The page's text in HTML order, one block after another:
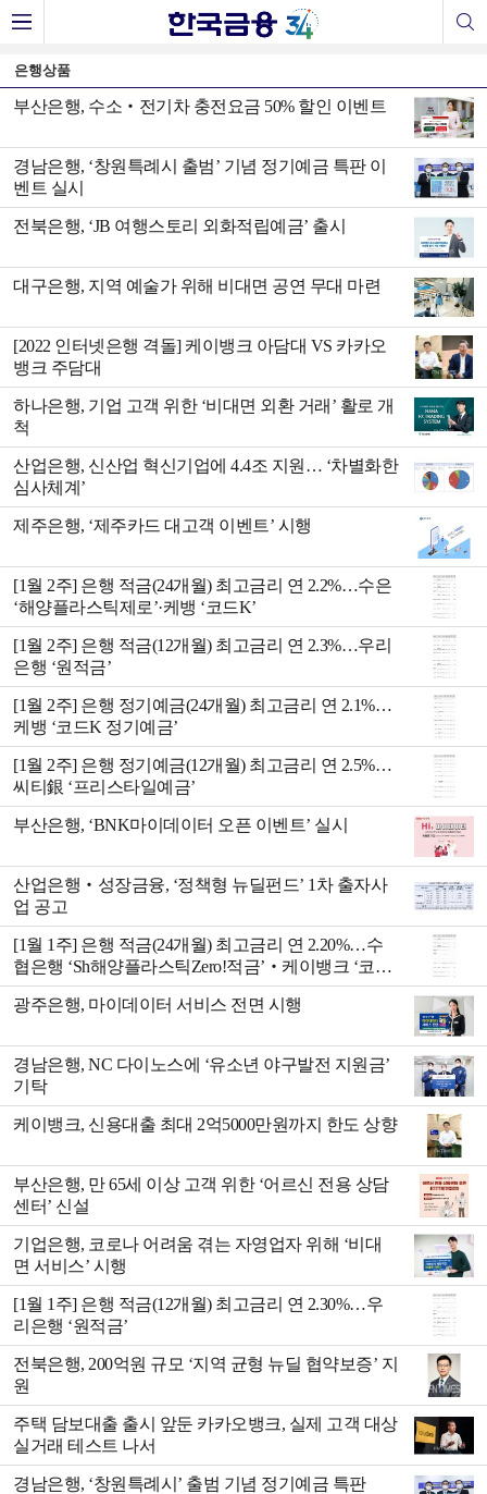
은행상품
부산은행, 수소‧전기차 충전요금 50% 할인 이벤트
경남은행, ‘창원특례시 출범’ 기념 정기예금 특판 이
벤트 실시
전북은행, ‘JB 여행스토리 외화적립예금’ 출시
대구은행, 지역 예술가 위해 비대면 공연 무대 마련
[2022 인터넷은행 격돌] 케이뱅크 아담대 VS 카카오
뱅크 주담대
하나은행, 기업 고객 위한 ‘비대면 외환 거래’ 활로 개
척
산업은행, 신산업 혁신기업에 4.4조 지원… ‘차별화한
심사체계’
제주은행, ‘제주카드 대고객 이벤트’ 시행
[1월 2주] 은행 적금(24개월) 최고금리 연 2.2%…수은
‘해양플라스틱제로’·케뱅 ‘코드K’
[1월 2주] 은행 적금(12개월) 최고금리 연 2.3%…우리
은행 ‘원적금’
[1월 2주] 은행 정기예금(24개월) 최고금리 연 2.1%…
케뱅 ‘코드K 정기예금’
[1월 2주] 은행 정기예금(12개월) 최고금리 연 2.5%…
씨티銀 ‘프리스타일예금’
부산은행, ‘BNK마이데이터 오픈 이벤트’ 실시
산업은행‧성장금융, ‘정책형 뉴딜펀드’ 1차 출자사
업 공고
[1월 1주] 은행 적금(24개월) 최고금리 연 2.20%…수
협은행 ‘Sh해양플라스틱Zero!적금’‧케이뱅크 ‘코드
K 자유적금’
광주은행, 마이데이터 서비스 전면 시행
경남은행, NC 다이노스에 ‘유소년 야구발전 지원금’
기탁
케이뱅크, 신용대출 최대 2억5000만원까지 한도 상향
부산은행, 만 65세 이상 고객 위한 ‘어르신 전용 상담
센터’ 신설
기업은행, 코로나 어려움 겪는 자영업자 위해 ‘비대
면 서비스’ 시행
[1월 1주] 은행 적금(12개월) 최고금리 연 2.30%…우
리은행 ‘원적금’
전북은행, 200억원 규모 ‘지역 균형 뉴딜 협약보증’ 지
원
주택 담보대출 출시 앞둔 카카오뱅크, 실제 고객 대상
실거래 테스트 나서
경남은행, ‘창원특례시’ 출범 기념 정기예금 특판